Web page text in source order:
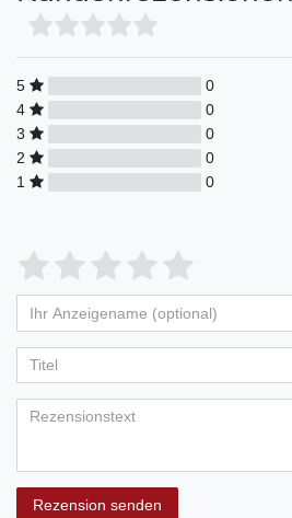
5
0
4
0
3
0
2
0
1
0
Rezension senden